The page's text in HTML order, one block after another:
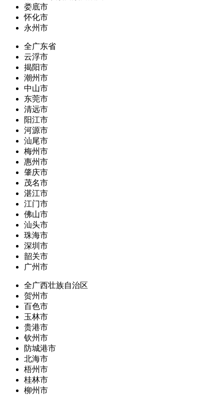
娄底市
怀化市
永州市
全广东省
云浮市
揭阳市
潮州市
中山市
东莞市
清远市
阳江市
河源市
汕尾市
梅州市
惠州市
肇庆市
茂名市
湛江市
江门市
佛山市
汕头市
珠海市
深圳市
韶关市
广州市
全广西壮族自治区
贺州市
百色市
玉林市
贵港市
钦州市
防城港市
北海市
梧州市
桂林市
柳州市